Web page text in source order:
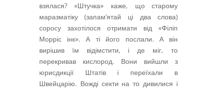
взялася? «Штучка» каже, що старому
маразматіку (запам’ятай ці два слова)
соросу захотілося отримати від «Філіп
Морріс інк». А ті його послали. А він
вирішив їм відімстити, і де міг, то
перекривав кислород. Вони вийшли з
юрисдикції Штатів і переїхали в
Швейцарію. Вожді секти на то дивилися і